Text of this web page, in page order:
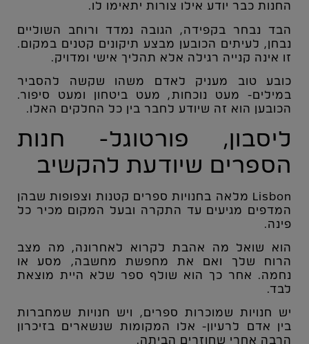
החנות כבר יודע אילו צורות יתאימו לו.
הבד נבחר בקפידה, הגובה נמדד ורוחב השוליים
נבחן, לעיתים הכובען מבצע תיקונים קטנים במקום.
זו אינה קנייה רגילה אלא תהליך אישי ומדויק.
כובע טוב מעניק לאדם משהו שקשה להסביר
במילים- מעט נוכחות, מעט ביטחון ומעט סיפור.
הכובען הוא זה שיודע לחבר בין כל החלקים האלו.
ליסבון, פורטוגל- חנות
הספרים שיודעת להקשיב
Lisbon מלאה בחנויות ספרים קטנות וצפופות שבהן
המדפים מגיעים עד התקרה ובעל המקום מכיר כל
פינה.
הוא שואל מה אהבת לקרוא לאחרונה, מה מצב
הרוח שלך ואם את מחפשת מחשבה, מסע או
נחמה. אחר כך הוא שולף ספר שלא היית מוצאת
לבד.
יש חנויות שמוכרות ספרים, ויש חנויות שמחברות
בין אדם לרעיון- אלו המקומות שנשארים בזיכרון
הרבה אחרי שחוזרים הביתה.